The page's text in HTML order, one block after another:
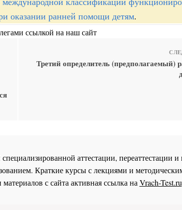
оказании ранней помощи детям.
ссылкой на наш сайт
Третий определитель (предполагаемый)
аттестации,
Краткие курсы с лекциями и
с сайта активная ссылка наVrach-Test.ru